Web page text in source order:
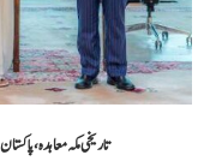
تاریخی مکہ معاہدہ،